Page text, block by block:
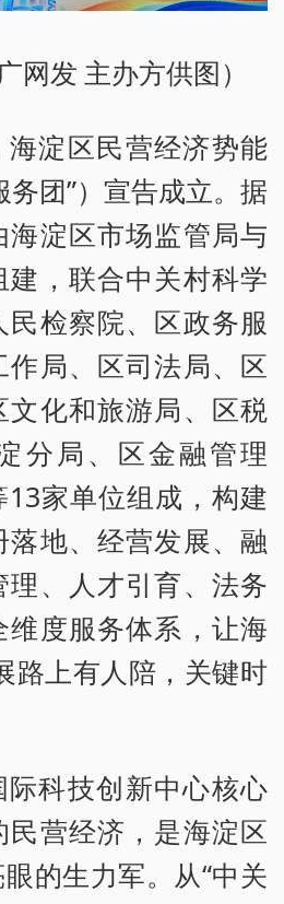
网发 主办方供图）
淀区民营经济势能
务团”）宣告成立。据
淀区市场监管局与
，联合中关村科学
检察院、区政务服
局、区司法局、区
文化和旅游局、区税
分局、区金融管理
家单位组成，构建
地、经营发展、融
理、人才引育、法务
度服务体系，让海
路上有人陪，关键时
科技创新中心核心
营经济，是海淀区
的生力军。从“中关